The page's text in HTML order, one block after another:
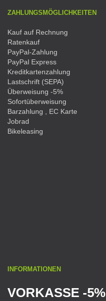
ZAHLUNGSMÖGLICHKEITEN
Kauf auf Rechnung
Ratenkauf
PayPal-Zahlung
PayPal Express
Kreditkartenzahlung
Lastschrift (SEPA)
Überweisung -5%
Sofortüberweisung
Barzahlung , EC Karte
Jobrad
Bikeleasing
INFORMATIONEN
VORKASSE -5%